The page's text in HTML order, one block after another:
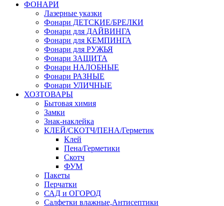
ФОНАРИ
Лазерные указки
Фонари ДЕТСКИЕ/БРЕЛКИ
Фонари для ДАЙВИНГА
Фонари для КЕМПИНГА
Фонари для РУЖЬЯ
Фонари ЗАЩИТА
Фонари НАЛОБНЫЕ
Фонари РАЗНЫЕ
Фонари УЛИЧНЫЕ
ХОЗТОВАРЫ
Бытовая химия
Замки
Знак-наклейка
КЛЕЙ/СКОТЧ/ПЕНА/Герметик
Клей
Пена/Герметики
Скотч
ФУМ
Пакеты
Перчатки
САД и ОГОРОД
Салфетки влажные,Антисептики